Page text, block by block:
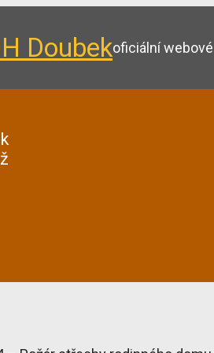
Doubekoficiální